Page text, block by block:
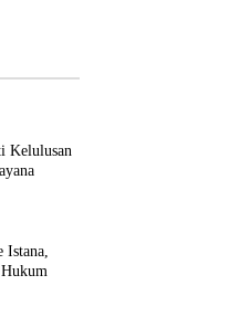
Kelulusan
Istana,